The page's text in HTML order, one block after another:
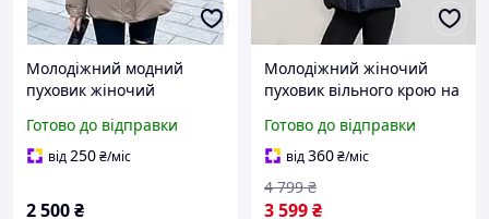
Молодіжний модний
пуховик жіночий
Готово до відправки
від250₴/міс
2 500₴
Молодіжний жіночий
пуховик вільного крою на
дута куртка з капюшоном
на дівчину
Готово до відправки
від360₴/міс
3 599₴
4 799 ₴